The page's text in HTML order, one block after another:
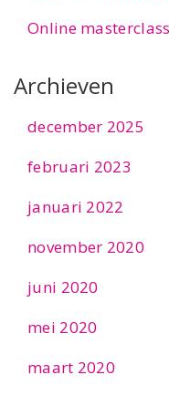
Online
Archieven
december 2025
februari 2023
januari 2022
november 2020
juni 2020
mei 2020
maart 2020